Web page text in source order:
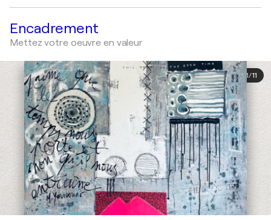
Encadrement
Mettez votre oeuvre en valeur
1/11